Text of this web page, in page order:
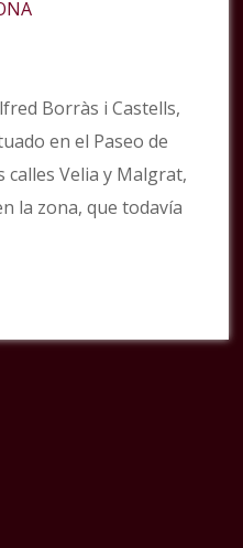
Borràs i Castells,
en el Paseo de
calles Velia y Malgrat,
la zona, que todavía